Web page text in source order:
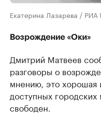
Екатерина Лазарева / РИА
Возрождение «Оки»
Дмитрий Матвеев
разговоры о
мнению, это хорошая
доступных
свободен.